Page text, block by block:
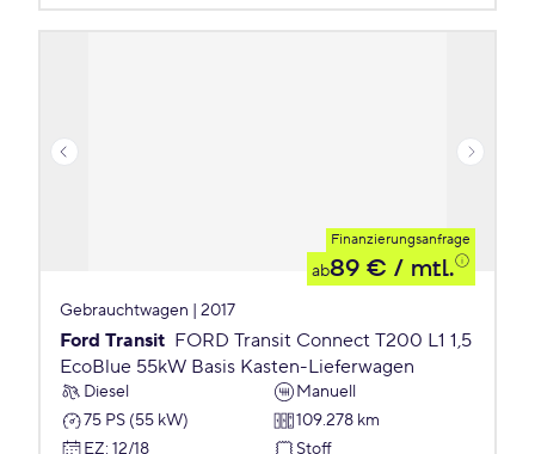
Finanzierungsanfrage
ab89 € / mtl.
Gebrauchtwagen | 2017
Ford Transit FORD Transit Connect T200 L1 1,5
EcoBlue 55kW Basis Kasten-Lieferwagen
Diesel
Manuell
75 PS (55 kW)
109.278 km
EZ: 12/18 Stoff